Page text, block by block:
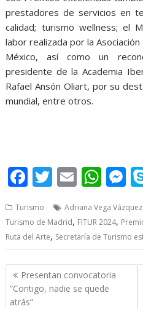
prestadores de servicios en
calidad; turismo wellness; el
labor realizada por la
México, así como un
presidente de la Academia
Rafael Ansón Oliart, por su
mundial, entre otros.
F
e
b
o
o
k
T
itt
er
E
ai
l
W
at
s
A
p
p
e
n
Turismo Adriana Vega
Turismo de Madrid, FITUR 2024,
Ruta del Arte, Secretaría de Turismo
Post
navigation
Presentan convocatoria
“Contigo, nadie se quede
atrás”